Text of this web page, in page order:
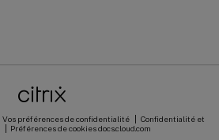
Vos préférences de confidentialité
Confidentialité et
Préférences de cookiesdocs.cloud.com